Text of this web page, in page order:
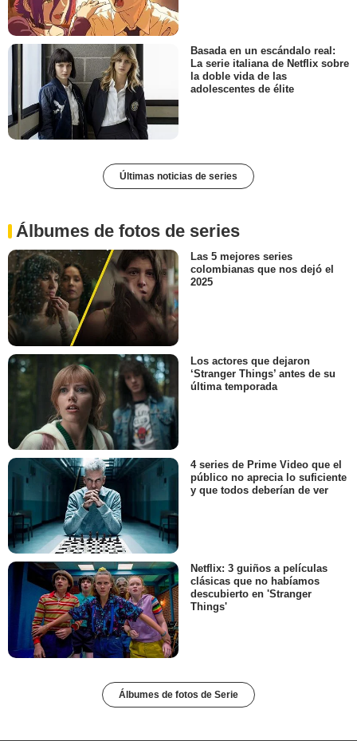
Basada en un escándalo real:
La serie italiana de Netflix sobre
la doble vida de las
adolescentes de élite
Últimas noticias de series
Álbumes de fotos de series
Las 5 mejores series
colombianas que nos dejó el
2025
Los actores que dejaron
‘Stranger Things’ antes de su
última temporada
4 series de Prime Video que el
público no aprecia lo suficiente
y que todos deberían de ver
Netflix: 3 guiños a películas
clásicas que no habíamos
descubierto en 'Stranger
Things'
Álbumes de fotos de Serie